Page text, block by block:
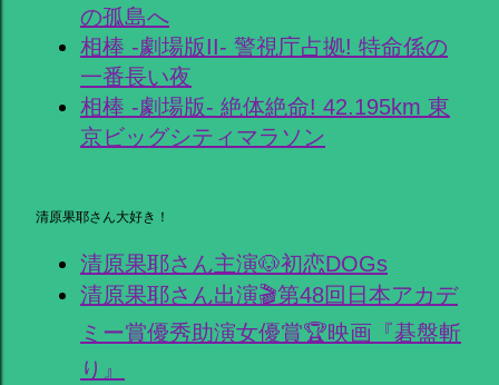
の孤島へ
相棒 -劇場版II- 警視庁占拠! 特命係の
一番長い夜
相棒 -劇場版- 絶体絶命! 42.195km 東
京ビッグシティマラソン
清原果耶さん大好き！
清原果耶さん主演🐶初恋DOGs
清原果耶さん出演🎬第48回日本アカデ
ミー賞優秀助演女優賞🏆映画『碁盤斬
り』